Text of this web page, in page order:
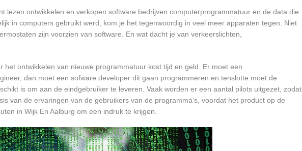
lezen ontwikkelen en verkopen software bedrijven computerprogrammatuur en de data die
in computers gebruikt werd, kom je het tegenwoordig in veel meer apparaten tegen. Niet
zijn voorzien van software. En wat dacht je van verkeerslichten,
ontwikkelen van nieuwe programmatuur kost tijd en geld. Er moet een
dan moet een sofware developer dit gaan programmeren en tenslotte moet de
is om aan de eindgebruiker te leveren. Vaak worden er een aantal pilots uitgezet, zodat
van de ervaringen van de gebruikers van de programma’s, voordat het product op de
in Wijk En Aalburg om een indruk te krijgen.